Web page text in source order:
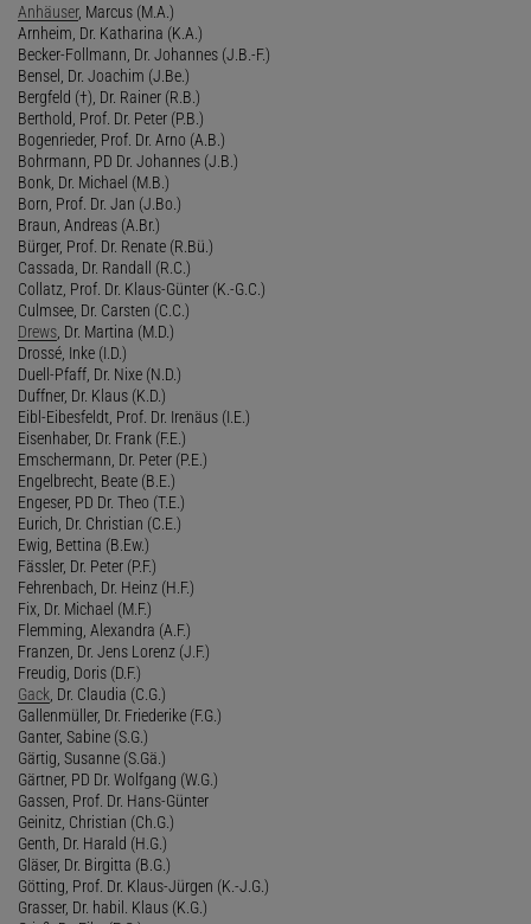
Anhäuser, Marcus (M.A.)
Arnheim, Dr. Katharina (K.A.)
Becker-Follmann, Dr. Johannes (J.B.-F.)
Bensel, Dr. Joachim (J.Be.)
Bergfeld (†), Dr. Rainer (R.B.)
Berthold, Prof. Dr. Peter (P.B.)
Bogenrieder, Prof. Dr. Arno (A.B.)
Bohrmann, PD Dr. Johannes (J.B.)
Bonk, Dr. Michael (M.B.)
Born, Prof. Dr. Jan (J.Bo.)
Braun, Andreas (A.Br.)
Bürger, Prof. Dr. Renate (R.Bü.)
Cassada, Dr. Randall (R.C.)
Collatz, Prof. Dr. Klaus-Günter (K.-G.C.)
Culmsee, Dr. Carsten (C.C.)
Drews , Dr. Martina (M.D.)
Drossé, Inke (I.D.)
Duell-Pfaff, Dr. Nixe (N.D.)
Duffner, Dr. Klaus (K.D.)
Eibl-Eibesfeldt, Prof. Dr. Irenäus (I.E.)
Eisenhaber, Dr. Frank (F.E.)
Emschermann, Dr. Peter (P.E.)
Engelbrecht, Beate (B.E.)
Engeser, PD Dr. Theo (T.E.)
Eurich, Dr. Christian (C.E.)
Ewig, Bettina (B.Ew.)
Fässler, Dr. Peter (P.F.)
Fehrenbach, Dr. Heinz (H.F.)
Fix, Dr. Michael (M.F.)
Flemming, Alexandra (A.F.)
Franzen, Dr. Jens Lorenz (J.F.)
Freudig, Doris (D.F.)
Gack , Dr. Claudia (C.G.)
Gallenmüller, Dr. Friederike (F.G.)
Ganter, Sabine (S.G.)
Gärtig, Susanne (S.Gä.)
Gärtner, PD Dr. Wolfgang (W.G.)
Gassen, Prof. Dr. Hans-Günter
Geinitz, Christian (Ch.G.)
Genth, Dr. Harald (H.G.)
Gläser, Dr. Birgitta (B.G.)
Götting, Prof. Dr. Klaus-Jürgen (K.-J.G.)
Grasser, Dr. habil. Klaus (K.G.)